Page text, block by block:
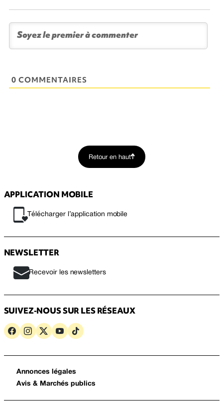
0 COMMENTAIRES
Retour en haut
APPLICATION MOBILE
Télécharger l’application mobile
NEWSLETTER
Recevoir les newsletters
SUIVEZ-NOUS SUR LES RÉSEAUX
Annonces légales
Avis & Marchés publics